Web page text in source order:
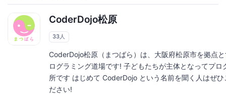
CoderDojo松原
33人
CoderDojo松原（まつばら）は、大阪府松原市を拠点
ログラミング道場です! 子どもたちが主体となってプ
所です はじめて CoderDojo という名前を聞く人はぜ
ださい!